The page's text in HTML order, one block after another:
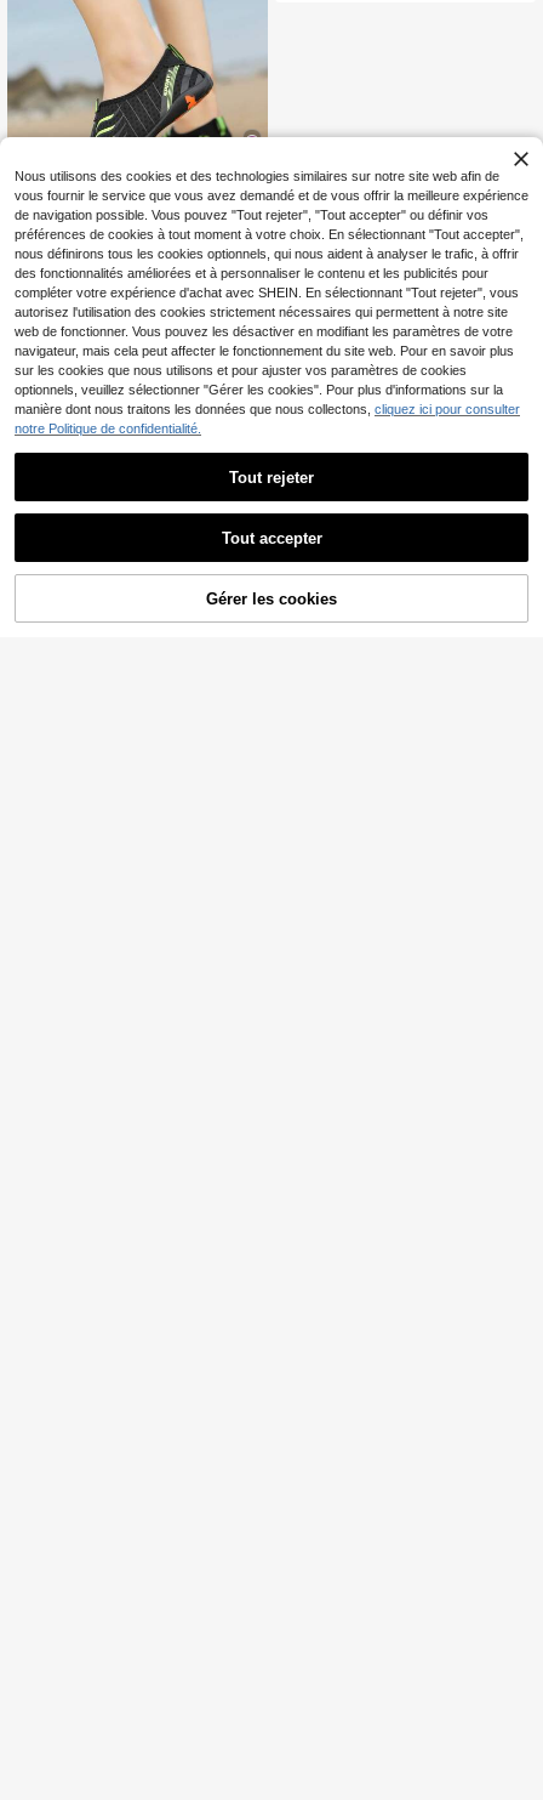
13
10% DE RÉDUCTION
1 paire de chaussures d'eau d'été u
nisexes, sandales de plage à enfiler
pour hommes, chaussettes aquatiq
ues à séchage rapide pour la plage,
les fêtes, la natation, la plongée
Faible taux de retour
CA$14 .94 -10%
16% DE RÉDUCTION ! AJOUTER AU PANIER
Nous utilisons des cookies et des technologies similaires sur notre site web afin de
vous fournir le service que vous avez demandé et de vous offrir la meilleure expérience
de navigation possible. Vous pouvez "Tout rejeter", "Tout accepter" ou définir vos
préférences de cookies à tout moment à votre choix. En sélectionnant "Tout accepter",
nous définirons tous les cookies optionnels, qui nous aident à analyser le trafic, à offrir
des fonctionnalités améliorées et à personnaliser le contenu et les publicités pour
compléter votre expérience d'achat avec SHEIN. En sélectionnant "Tout rejeter", vous
autorisez l'utilisation des cookies strictement nécessaires qui permettent à notre site
web de fonctionner. Vous pouvez les désactiver en modifiant les paramètres de votre
navigateur, mais cela peut affecter le fonctionnement du site web. Pour en savoir plus
sur les cookies que nous utilisons et pour ajuster vos paramètres de cookies
optionnels, veuillez sélectionner "Gérer les cookies". Pour plus d'informations sur la
manière dont nous traitons les données que nous collectons, cliquez ici pour consulter
notre Politique de confidentialité.
Tout rejeter
Tout accepter
Gérer les cookies